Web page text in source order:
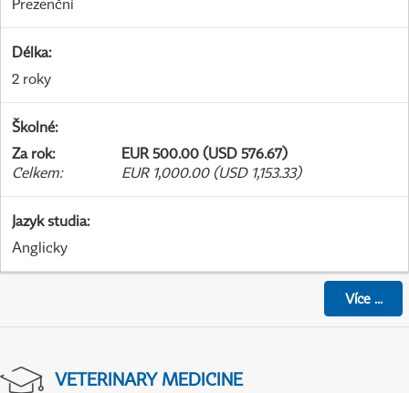
Prezenční
Délka:
2 roky
Školné:
Za rok:
EUR 500.00 (USD 576.67)
Celkem: EUR 1,000.00 (USD 1,153.33)
Jazyk studia:
Anglicky
Více...
VETERINARY MEDICINE